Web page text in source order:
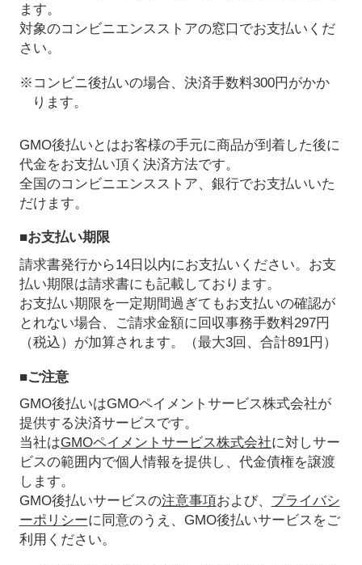
ます。
対象のコンビニエンスストアの窓口でお支払いくだ
さい。
※コンビニ後払いの場合、決済手数料300円がかか
ります。
GMO後払いとはお客様の手元に商品が到着した後に
代金をお支払い頂く決済方法です。
全国のコンビニエンスストア、銀行でお支払いいた
だけます。
■お支払い期限
請求書発行から14日以内にお支払いください。お支
払い期限は請求書にも記載しております。
お支払い期限を一定期間過ぎてもお支払いの確認が
とれない場合、ご請求金額に回収事務手数料297円
（税込）が加算されます。（最大3回、合計891円）
■ご注意
GMO後払いはGMOペイメントサービス株式会社が
提供する決済サービスです。
当社はGMOペイメントサービス株式会社に対しサー
ビスの範囲内で個人情報を提供し、代金債権を譲渡
します。
GMO後払いサービスの注意事項および、 プライバシ
ーポリシーに同意のうえ、GMO後払いサービスをご
利用ください。